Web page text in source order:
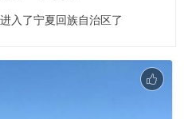
入了宁夏回族自治区了